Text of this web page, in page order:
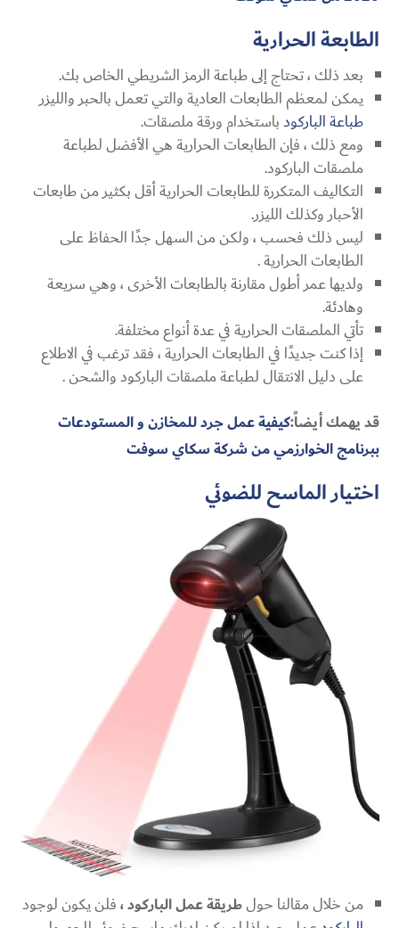
الطابعة الحرارية
بعد ذلك ، تحتاج إلى طباعة الرمز الشريطي الخاص بك.
يمكن لمعظم الطابعات العادية والتي تعمل بالحبر والليزر
طباعة الباركودباستخدام ورقة ملصقات.
ومع ذلك ، فإن الطابعات الحرارية هي الأفضل لطباعة
ملصقات الباركود.
التكاليف المتكررة للطابعات الحرارية أقل بكثير من طابعات
الأحبار وكذلك الليزر.
ليس ذلك فحسب ، ولكن من السهل جدًا الحفاظ على
الطابعات الحرارية .
ولديها عمر أطول مقارنة بالطابعات الأخرى ، وهي سريعة
وهادئة.
تأتي الملصقات الحرارية في عدة أنواع مختلفة.
إذا كنت جديدًا في الطابعات الحرارية ، فقد ترغب في الاطلاع
على دليل الانتقال لطباعة ملصقات الباركود والشحن .
قد يهمك أيضاً:كيفية عمل جرد للمخازن و المستودعات
ببرنامج الخوارزمي من شركة سكاي سوفت
اختيار الماسح للضوئي
من خلال مقالنا حولطريقة عمل الباركود ،فلن يكون لوجود